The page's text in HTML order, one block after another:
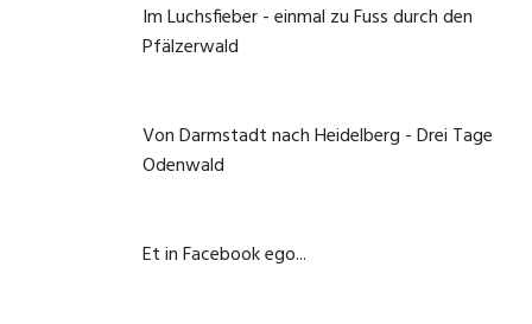
Im Luchsfieber - einmal zu Fuss durch den
Pfälzerwald
Von Darmstadt nach Heidelberg - Drei Tage
Odenwald
Et in Facebook ego...